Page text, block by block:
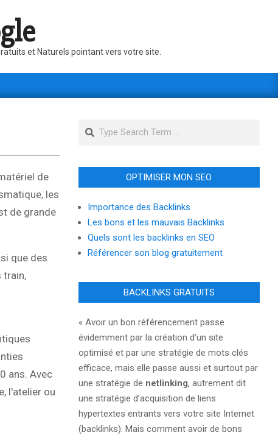
et Naturels pointant vers votre site.
de
les
de grande
que des
train,
ans. Avec
l'atelier ou
Search
OPTIMISER MON SEO
Importance des Backlinks
Les bons et les mauvais Backlinks
Quels sont les backlinks en SEO
Référencer son blog gratuitement
BACKLINKS GRATUITS
« Avoir un bon référencement passe
évidemment par la création d’un site
optimisé et par une stratégie de mots clés
efficace, mais elle passe aussi et surtout par
une stratégie de netlinking, autrement dit
une stratégie d’acquisition de liens
hypertextes entrants vers votre site Internet
(backlinks). Mais comment avoir de bons